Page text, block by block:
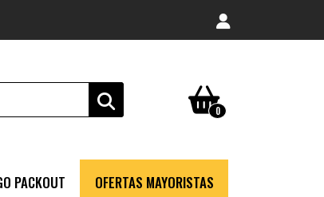
0
PACKOUT OFERTAS MAYORISTAS